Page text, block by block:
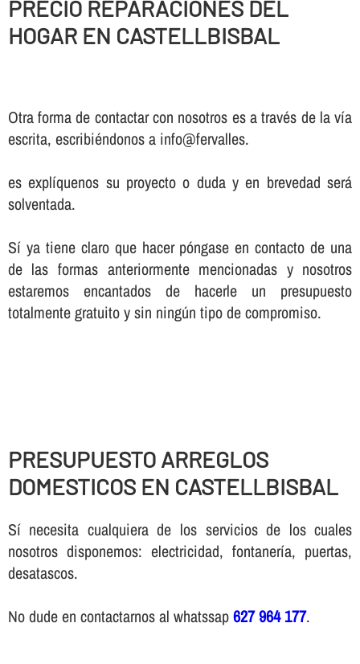
PRECIO REPARACIONES DEL
HOGAR EN CASTELLBISBAL
Otra forma de contactar con nosotros es a través de la vía
escrita, escribiéndonos a info@fervalles.
es explíquenos su proyecto o duda y en brevedad será
solventada.
Sí ya tiene claro que hacer póngase en contacto de una
de las formas anteriormente mencionadas y nosotros
estaremos encantados de hacerle un presupuesto
totalmente gratuito y sin ningún tipo de compromiso.
PRESUPUESTO ARREGLOS
DOMESTICOS EN CASTELLBISBAL
Sí necesita cualquiera de los servicios de los cuales
nosotros disponemos: electricidad, fontanería, puertas,
desatascos.
No dude en contactarnos al whatssap627 964 177.